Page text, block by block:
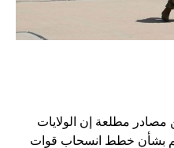
مصادر مطلعة إن الولايات
بشأن خطط انسحاب قوات